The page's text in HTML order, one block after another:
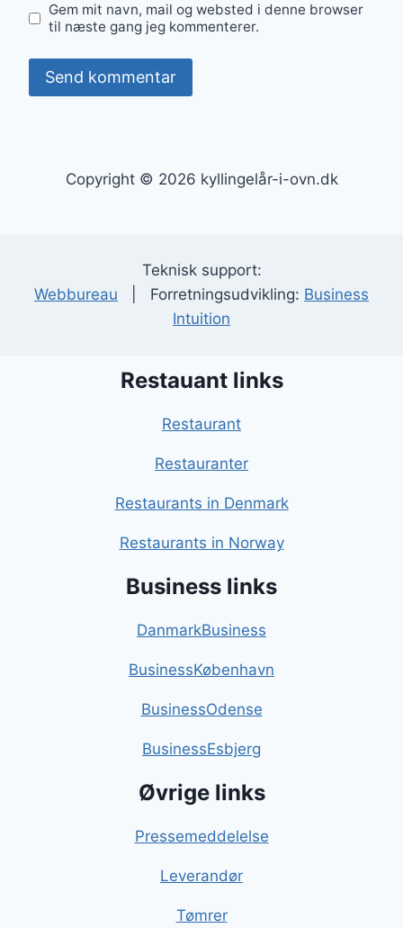
Gem mit navn, mail og websted i denne browser
til næste gang jeg kommenterer.
Copyright © 2026 kyllingelår-i-ovn.dk
Teknisk support:
Webbureau | Forretningsudvikling: Business
Intuition
Restauant links
Restaurant
Restauranter
Restaurants in Denmark
Restaurants in Norway
Business links
DanmarkBusiness
BusinessKøbenhavn
BusinessOdense
BusinessEsbjerg
Øvrige links
Pressemeddelelse
Leverandør
Tømrer